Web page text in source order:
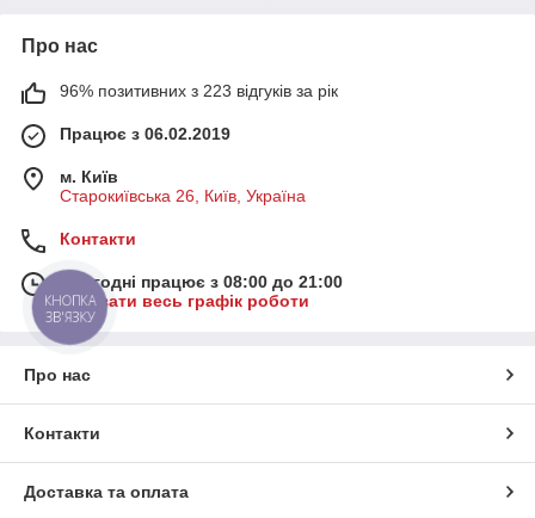
Про нас
96% позитивних з 223 відгуків за рік
Працює з 06.02.2019
м. Київ
Старокиївська 26, Київ, Україна
Контакти
Сьогодні працює з 08:00 до 21:00
Показати весь графік роботи
Про нас
Контакти
Доставка та оплата
КНОПКА
ЗВ'ЯЗКУ